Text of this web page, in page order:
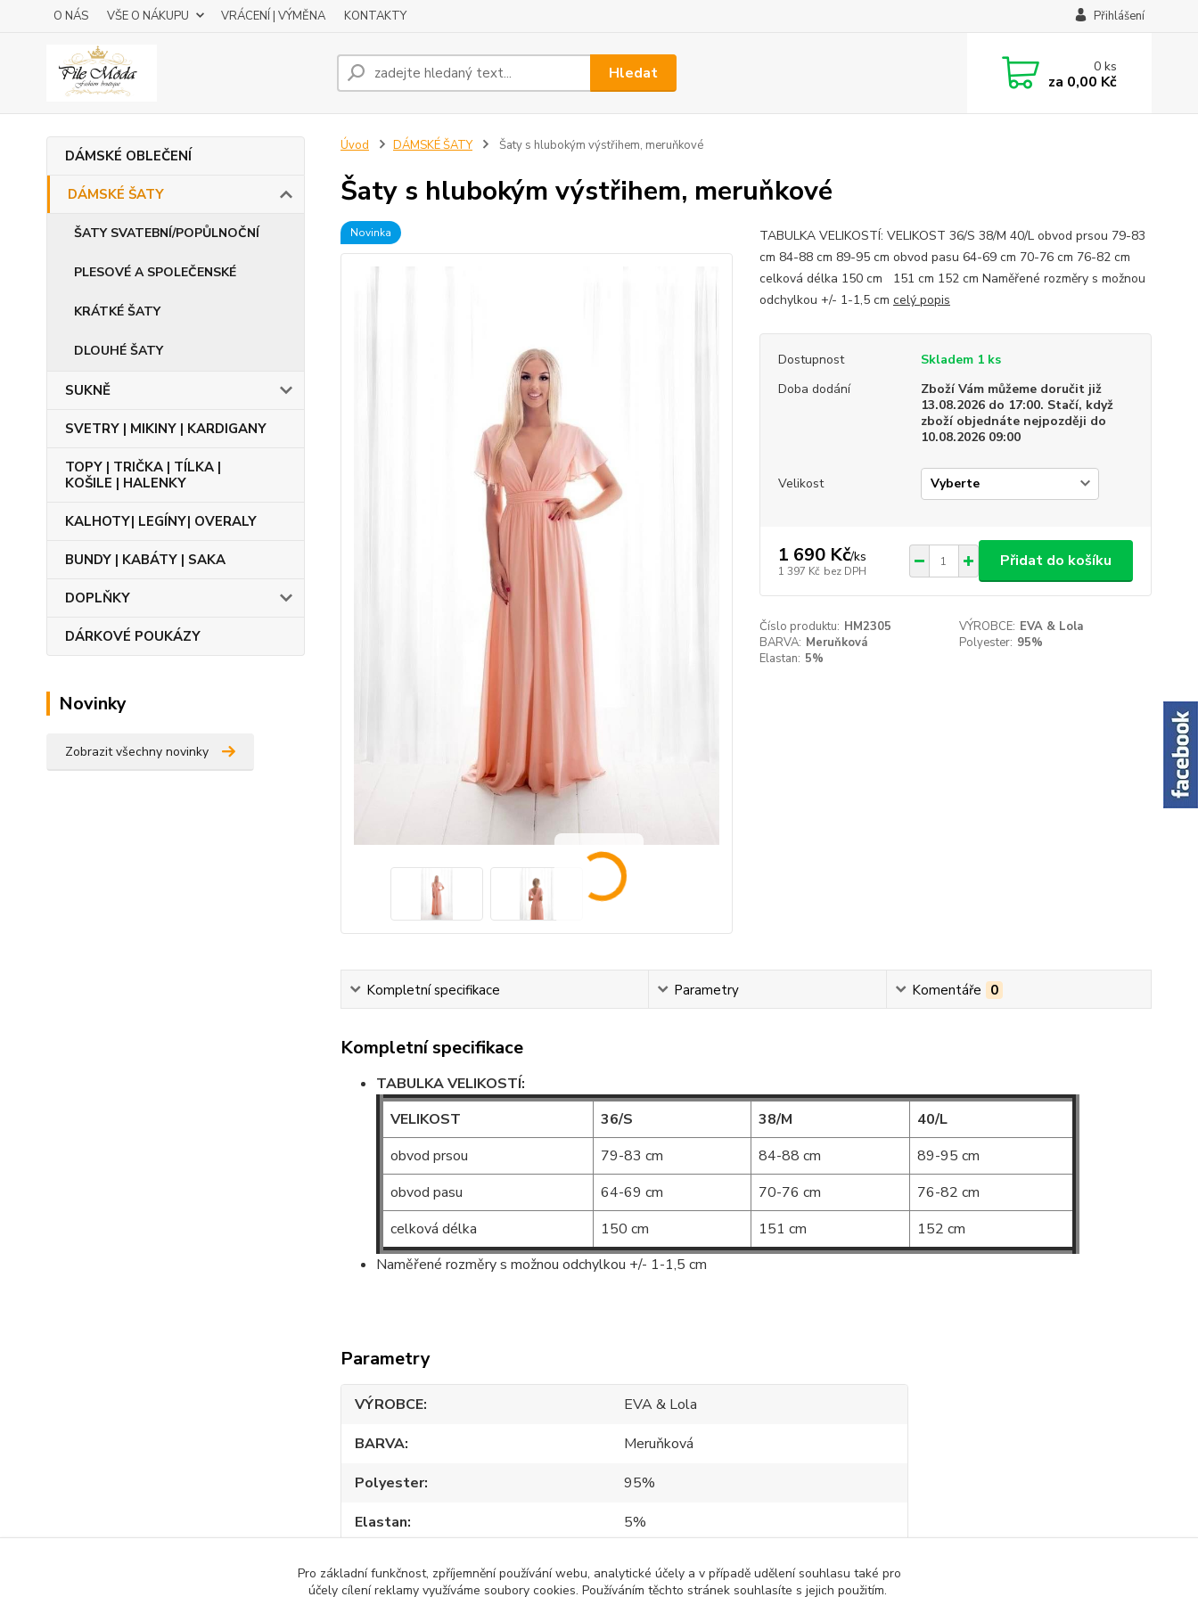
O NÁS VŠE O NÁKUPU VRÁCENÍ | VÝMĚNA KONTAKTY Přihlášení
Hledat 0ks
za 0,00 Kč
DÁMSKÉ OBLEČENÍ
DÁMSKÉ ŠATY
ŠATY SVATEBNÍ/POPŮLNOČNÍ
PLESOVÉ A SPOLEČENSKÉ
KRÁTKÉ ŠATY
DLOUHÉ ŠATY
SUKNĚ
SVETRY | MIKINY | KARDIGANY
TOPY | TRIČKA | TÍLKA |
KOŠILE | HALENKY
KALHOTY| LEGÍNY| OVERALY
BUNDY | KABÁTY | SAKA
DOPLŇKY
DÁRKOVÉ POUKÁZY
Novinky
Zobrazit všechny novinky
Úvod DÁMSKÉ ŠATY Šaty s hlubokým výstřihem, meruňkové
Šaty s hlubokým výstřihem, meruňkové
Novinka
TABULKA VELIKOSTÍ: VELIKOST 36/S 38/M 40/L obvod prsou 79-83
cm 84-88 cm 89-95 cm obvod pasu 64-69 cm 70-76 cm 76-82 cm
celková délka 150 cm 151 cm 152 cm Naměřené rozměry s možnou
odchylkou +/- 1-1,5 cm celý popis
Dostupnost
Skladem 1 ks
Doba dodání
Zboží Vám můžeme doručit již
13.08.2026 do 17:00. Stačí, když
zboží objednáte nejpozději do
10.08.2026 09:00
Velikost
1 690 Kč/ks
1 397 Kč bez DPH
Přidat do košíku
Číslo produktu: HM2305 VÝROBCE: EVA & Lola
BARVA: Meruňková Polyester: 95%
Elastan: 5%
Kompletní specifikace Parametry Komentáře 0
Kompletní specifikace
TABULKA VELIKOSTÍ:
VELIKOST
36/S 38/M
40/L
obvod prsou
79-83 cm 84-88 cm
89-95 cm
obvod pasu
64-69 cm 70-76 cm
76-82 cm
celková délka
150 cm 151 cm
152 cm
Naměřené rozměry s možnou odchylkou +/- 1-1,5 cm
Parametry
VÝROBCE
EVA & Lola
BARVA
Meruňková
Polyester
95%
Elastan
5%
Pro základní funkčnost, zpříjemnění používání webu, analytické účely a v případě udělení souhlasu také pro
účely cílení reklamy využíváme soubory cookies. Používáním těchto stránek souhlasíte s jejich použitím.